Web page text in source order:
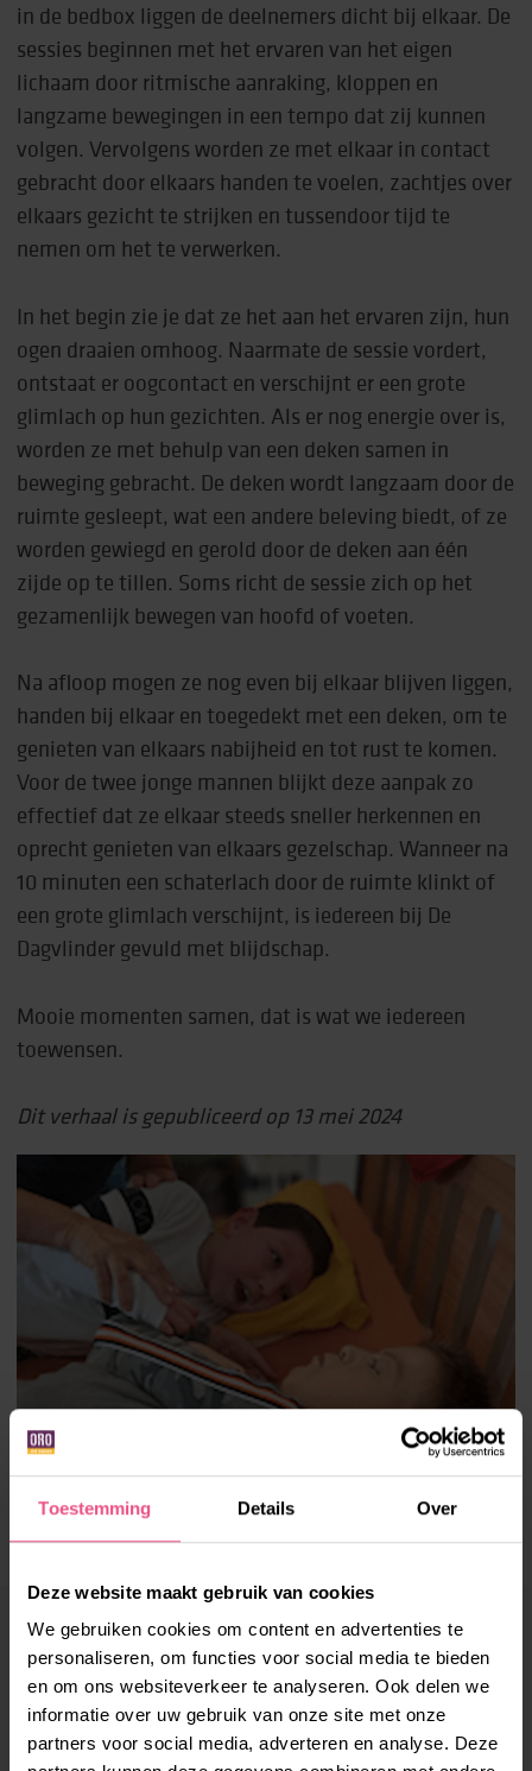
Toestemming Details Over
Deze website maakt gebruik van cookies
We gebruiken cookies om content en advertenties te
personaliseren, om functies voor social media te bieden
en om ons websiteverkeer te analyseren. Ook delen we
informatie over uw gebruik van onze site met onze
partners voor social media, adverteren en analyse. Deze
in de bedbox liggen de deelnemers dicht bij elkaar. De
sessies beginnen met het ervaren van het eigen
lichaam door ritmische aanraking, kloppen en
langzame bewegingen in een tempo dat zij kunnen
volgen. Vervolgens worden ze met elkaar in contact
gebracht door elkaars handen te voelen, zachtjes over
elkaars gezicht te strijken en tussendoor tijd te
nemen om het te verwerken.
In het begin zie je dat ze het aan het ervaren zijn, hun
ogen draaien omhoog. Naarmate de sessie vordert,
ontstaat er oogcontact en verschijnt er een grote
glimlach op hun gezichten. Als er nog energie over is,
worden ze met behulp van een deken samen in
beweging gebracht. De deken wordt langzaam door de
ruimte gesleept, wat een andere beleving biedt, of ze
worden gewiegd en gerold door de deken aan één
zijde op te tillen. Soms richt de sessie zich op het
gezamenlijk bewegen van hoofd of voeten.
Na afloop mogen ze nog even bij elkaar blijven liggen,
handen bij elkaar en toegedekt met een deken, om te
genieten van elkaars nabijheid en tot rust te komen.
Voor de twee jonge mannen blijkt deze aanpak zo
effectief dat ze elkaar steeds sneller herkennen en
oprecht genieten van elkaars gezelschap. Wanneer na
10 minuten een schaterlach door de ruimte klinkt of
een grote glimlach verschijnt, is iedereen bij De
Dagvlinder gevuld met blijdschap.
Mooie momenten samen, dat is wat we iedereen
toewensen.
Dit verhaal is gepubliceerd op 13 mei 2024
LEUK VERHAAL?
DEEL HET MET JE VRIENDEN!